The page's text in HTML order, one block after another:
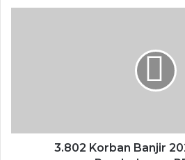
Kaweruh
5 August 2026
PLN UID Jawa
5 August 2026
3.802 Korban Banjir